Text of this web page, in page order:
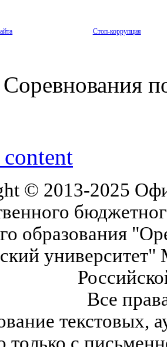
Стоп-коррупция
Соревнования
© 2013-2025
образования
университет"
Все
текстовых,